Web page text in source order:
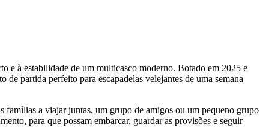
e à estabilidade de um multicasco moderno. Botado em 2025 e
partida perfeito para escapadelas velejantes de uma semana
a viajar juntas, um grupo de amigos ou um pequeno grupo
para que possam embarcar, guardar as provisões e seguir